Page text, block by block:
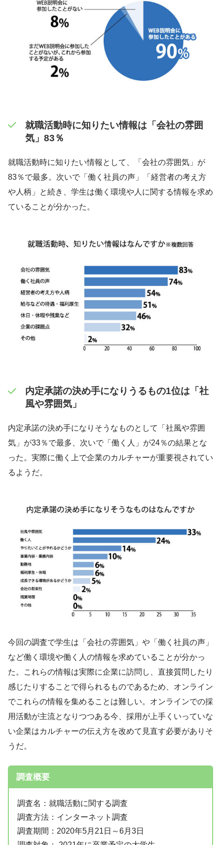
就職活動時に知りたい情報は「会社の雰囲
気」83％
就職活動時に知りたい情報として、「会社の雰囲気」が
83％で最多。次いで「働く社員の声」「経営者の考え方
や人柄」と続き、学生は働く環境や人に関する情報を求め
ていることが分かった。
内定承諾の決め手になりうるもの1位は「社
風や雰囲気」
内定承諾の決め手になりそうなものとして「社風や雰囲
気」が33％で最多、次いで「働く人」が24％の結果とな
った。実際に働く上で企業のカルチャーが重要視されてい
るようだ。
今回の調査で学生は「会社の雰囲気」や「働く社員の声」
など働く環境や働く人の情報を求めていることが分かっ
た。これらの情報は実際に企業に訪問し、直接質問したり
感じたりすることで得られるものであるため、オンライン
でこれらの情報を集めることは難しい。オンラインでの採
用活動が主流となりつつある今、採用が上手くいっていな
い企業はカルチャーの伝え方を改めて見直す必要がありそ
うだ。
調査概要
調査名：就職活動に関する調査
調査方法：インターネット調査
調査期間：2020年5月21日～6月3日